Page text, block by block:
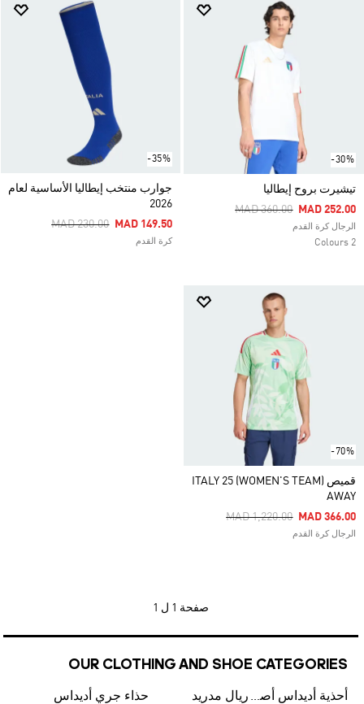
-30%
تيشيرت بروح إيطاليا
Price Reduced From
MAD 360.00ToMAD 252.00
الرجال كرة القدم
2 Colours
-35%
جوارب منتخب إيطاليا الأساسية لعام
2026
Price Reduced From
MAD 230.00ToMAD 149.50
كرة القدم
-70%
قميص ITALY 25 (WOMEN'S TEAM)
AWAY
Price Reduced From
MAD 1,220.00ToMAD 366.00
الرجال كرة القدم
صفحة 1 ل 1
OUR CLOTHING AND SHOE CATEGORIES
أحذية أديداس أصلية ريال مدريد
حذاء جري أديداس